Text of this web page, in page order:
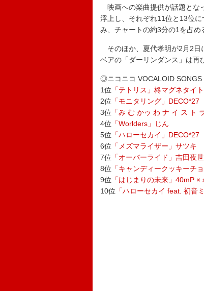
映画への楽曲提供が話題とな
浮上し、それぞれ11位と13位
み、チャートの約3分の1を占め
そのほか、夏代孝明が2月2日
ベアの「ダーリンダンス」は再
◎ニコニコ VOCALOID SONGS
1位 「テトリス」柊マグネタイト
2位 「モニタリング」DECO*27
3位 「み む かゥ わ ナ イ ス ト
4位 「Worlders」じん
5位 「ハローセカイ」DECO*27
6位 「メズマライザー」サツキ
7位 「オーバーライド」吉田夜世
8位 「キャンディークッキーチ
9位 「はじまりの未来」40mP
10位 「ハローセカイ feat. 初音